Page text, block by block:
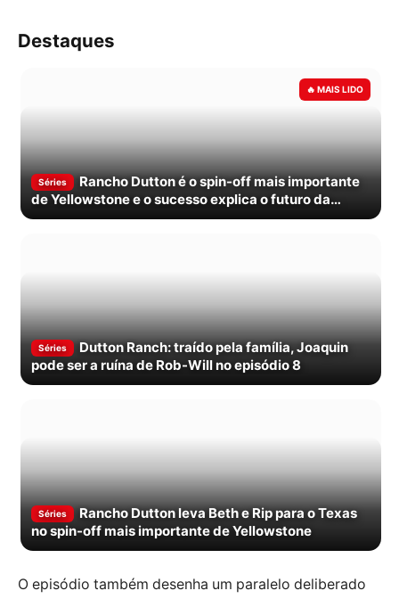
Destaques
Séries
Rancho Dutton é o spin-off mais importante
de Yellowstone e o sucesso explica o futuro da
franquia
Séries
Dutton Ranch: traído pela família, Joaquin
pode ser a ruína de Rob-Will no episódio 8
Séries
Rancho Dutton leva Beth e Rip para o Texas
no spin-off mais importante de Yellowstone
O episódio também desenha um paralelo deliberado